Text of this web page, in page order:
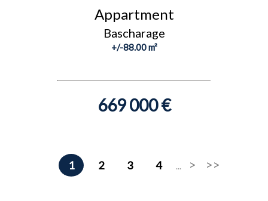
Appartment
Bascharage
+/-88.00 m²
669 000 €
1 2 3 4 ...